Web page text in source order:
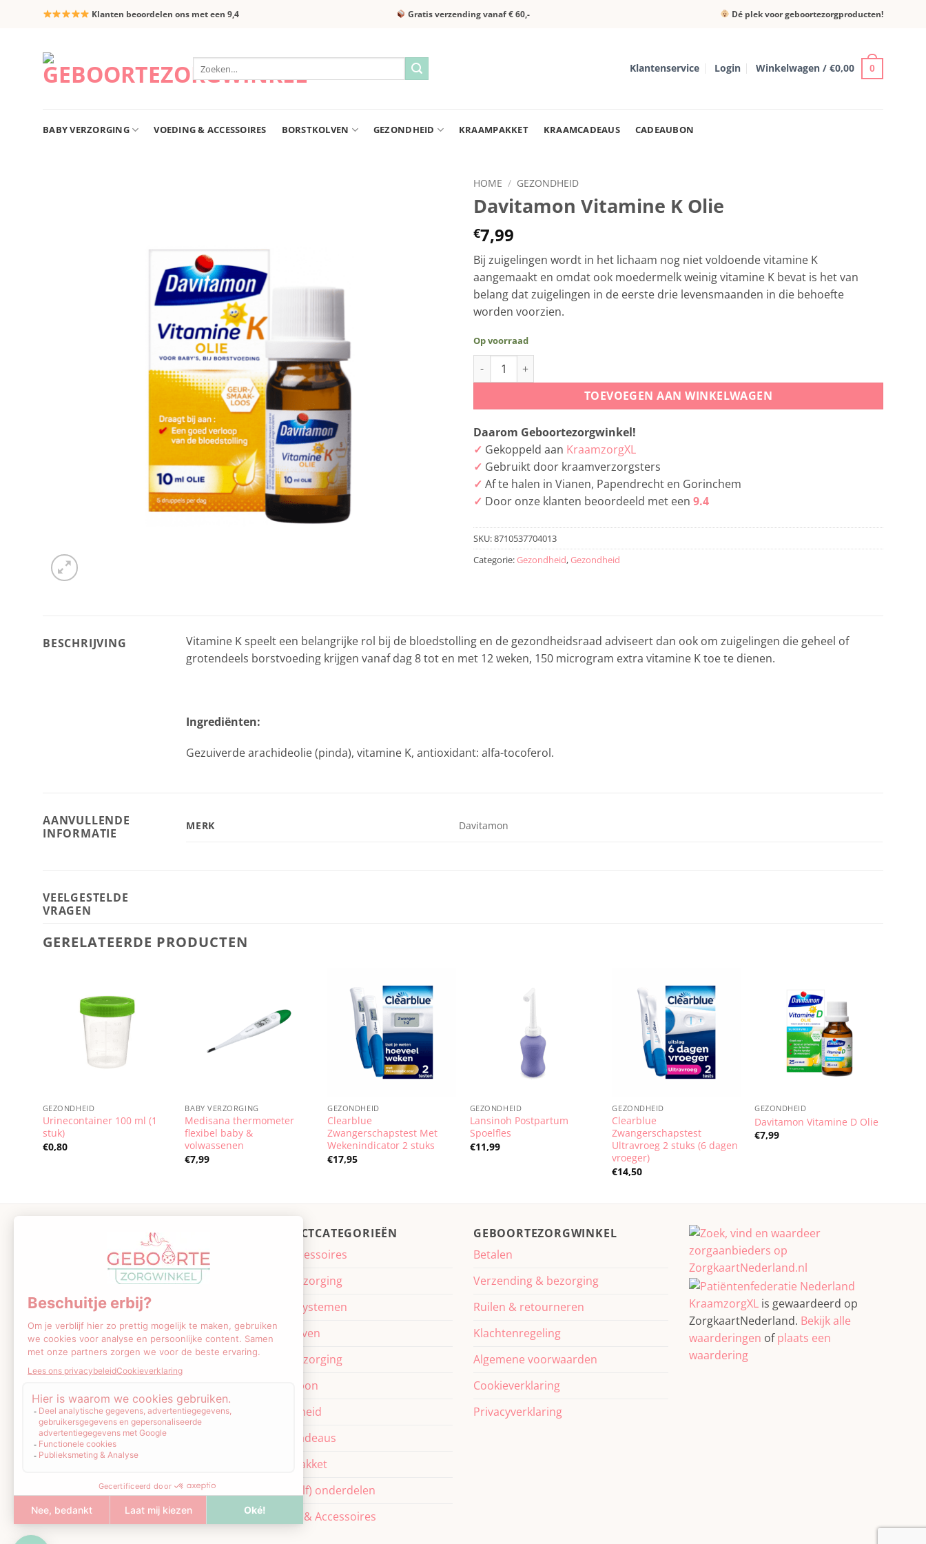
Klanten beoordelen ons met een 9,4 Gratis verzending vanaf € 60,- Dé plek voor geboortezorgproducten!
Zoeken
naar:
Klantenservice Login Winkelwagen /€0,00 0
BABY VERZORGING VOEDING & ACCESSOIRES BORSTKOLVEN GEZONDHEID KRAAMPAKKET KRAAMCADEAUS CADEAUBON
HOME / GEZONDHEID
Davitamon Vitamine K Olie
€7,99
Bij zuigelingen wordt in het lichaam nog niet voldoende vitamine K
aangemaakt en omdat ook moedermelk weinig vitamine K bevat is het van
belang dat zuigelingen in de eerste drie levensmaanden in die behoefte
worden voorzien.
Op voorraad
Davitamon Vitamine K Olie aantal
TOEVOEGEN AAN WINKELWAGEN
Daarom Geboortezorgwinkel!
✓ Gekoppeld aan KraamzorgXL
✓ Gebruikt door kraamverzorgsters
✓ Af te halen in Vianen, Papendrecht en Gorinchem
✓ Door onze klanten beoordeeld met een 9.4
SKU:8710537704013
Categorie: Gezondheid, Gezondheid
BESCHRIJVING
Vitamine K speelt een belangrijke rol bij de bloedstolling en de gezondheidsraad adviseert dan ook om zuigelingen die geheel of
grotendeels borstvoeding krijgen vanaf dag 8 tot en met 12 weken, 150 microgram extra vitamine K toe te dienen.
Ingrediënten:
Gezuiverde arachideolie (pinda), vitamine K, antioxidant: alfa-tocoferol.
AANVULLENDE
INFORMATIE
MERK Davitamon
VEELGESTELDE
VRAGEN
GERELATEERDE PRODUCTEN
GEZONDHEID
Urinecontainer 100 ml (1
stuk)
€0,80
BABY VERZORGING
Medisana thermometer
flexibel baby &
volwassenen
€7,99
GEZONDHEID
Clearblue
Zwangerschapstest Met
Wekenindicator 2 stuks
€17,95
GEZONDHEID
Lansinoh Postpartum
Spoelfles
€11,99
GEZONDHEID
Clearblue
Zwangerschapstest
Ultravroeg 2 stuks (6 dagen
vroeger)
€14,50
GEZONDHEID
Davitamon Vitamine D Olie
€7,99
4205 KX Gorinchem
Afhaallocaties
Banneweg 6
4205 KX Gorinchem
3352 TH Papendrecht
Hof van Batenstein 17
4131 HB Vianen
PRODUCTCATEGORIEËN
Baby accessoires
Baby verzorging
Bewaarsystemen
Borstkolven
Borstverzorging
Cadeaubon
Gezondheid
Kraamcadeaus
Kraampakket
(Borstkolf) onderdelen
Voeding & Accessoires
GEBOORTEZORGWINKEL
Betalen
Verzending & bezorging
Ruilen & retourneren
Klachtenregeling
Algemene voorwaarden
Cookieverklaring
Privacyverklaring
KraamzorgXLis gewaardeerd op
ZorgkaartNederland. Bekijk alle
waarderingen ofplaats een
waardering